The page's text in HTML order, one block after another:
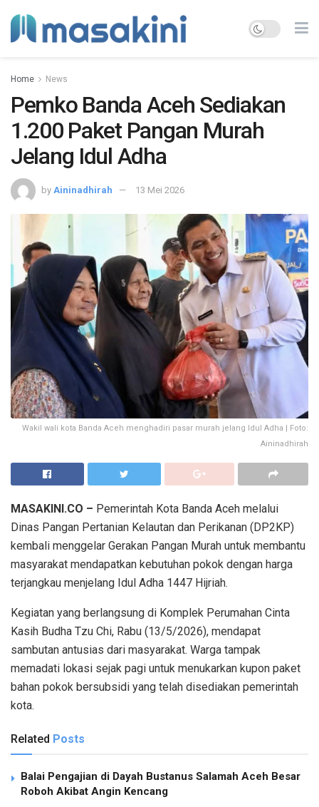
Home News
Pemko Banda Aceh Sediakan
1.200 Paket Pangan Murah
Jelang Idul Adha
by Aininadhirah 13 Mei 2026
Wakil wali kota Banda Aceh menghadiri pasar murah jelang Idul Adha | Foto:
Aininadhirah
MASAKINI.CO – Pemerintah Kota Banda Aceh melalui
Dinas Pangan Pertanian Kelautan dan Perikanan (DP2KP)
kembali menggelar Gerakan Pangan Murah untuk membantu
masyarakat mendapatkan kebutuhan pokok dengan harga
terjangkau menjelang Idul Adha 1447 Hijriah.
Kegiatan yang berlangsung di Komplek Perumahan Cinta
Kasih Budha Tzu Chi, Rabu (13/5/2026), mendapat
sambutan antusias dari masyarakat. Warga tampak
memadati lokasi sejak pagi untuk menukarkan kupon paket
bahan pokok bersubsidi yang telah disediakan pemerintah
kota.
Related Posts
Balai Pengajian di Dayah Bustanus Salamah Aceh Besar
Roboh Akibat Angin Kencang